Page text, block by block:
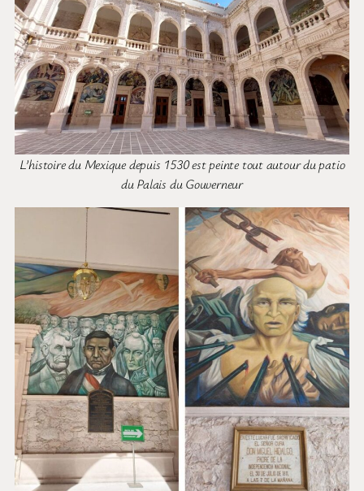
L’histoire du Mexique depuis 1530 est peinte tout autour du patio
du Palais du Gouverneur